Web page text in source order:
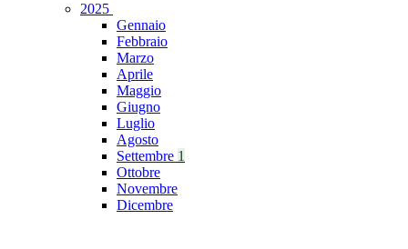
2025
Gennaio
Febbraio
Marzo
Aprile
Maggio
Giugno
Luglio
Agosto
Settembre 1
Ottobre
Novembre
Dicembre